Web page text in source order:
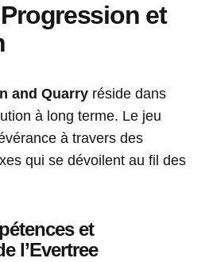
et
and Quarry réside dans
à long terme. Le jeu
à travers des
qui se dévoilent au fil des
et
l’Evertree